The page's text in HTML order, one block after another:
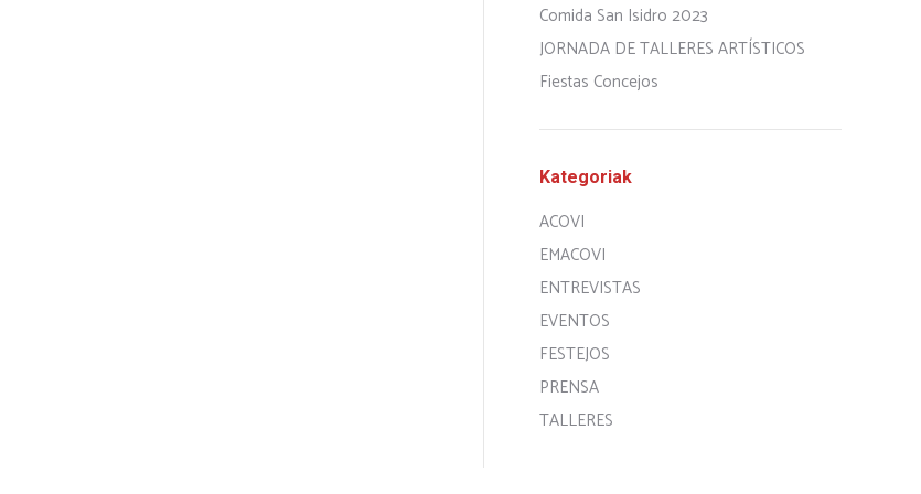
Comida San Isidro 2023
JORNADA DE TALLERES ARTÍSTICOS
Fiestas Concejos
Kategoriak
ACOVI
EMACOVI
ENTREVISTAS
EVENTOS
FESTEJOS
PRENSA
TALLERES